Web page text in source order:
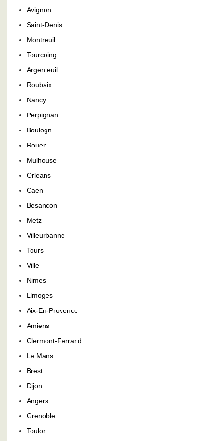
Avignon
Saint-Denis
Montreuil
Tourcoing
Argenteuil
Roubaix
Nancy
Perpignan
Boulogn
Rouen
Mulhouse
Orleans
Caen
Besancon
Metz
Villeurbanne
Tours
Ville
Nimes
Limoges
Aix-En-Provence
Amiens
Clermont-Ferrand
Le Mans
Brest
Dijon
Angers
Grenoble
Toulon